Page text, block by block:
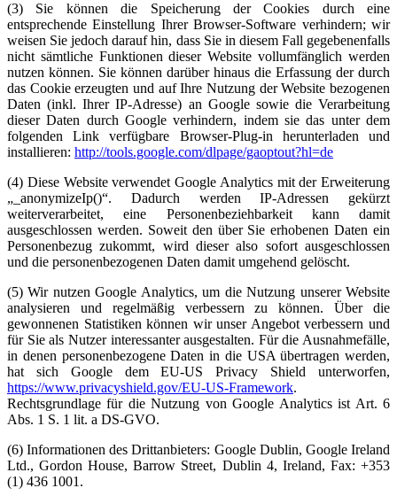
(3) Sie können die Speicherung der Cookies durch eine
entsprechende Einstellung Ihrer Browser-Software verhindern; wir
weisen Sie jedoch darauf hin, dass Sie in diesem Fall gegebenenfalls
nicht sämtliche Funktionen dieser Website vollumfänglich werden
nutzen können. Sie können darüber hinaus die Erfassung der durch
das Cookie erzeugten und auf Ihre Nutzung der Website bezogenen
Daten (inkl. Ihrer IP-Adresse) an Google sowie die Verarbeitung
dieser Daten durch Google verhindern, indem sie das unter dem
folgenden Link verfügbare Browser-Plug-in herunterladen und
installieren: http://tools.google.com/dlpage/gaoptout?hl=de
(4) Diese Website verwendet Google Analytics mit der Erweiterung
„_anonymizeIp()“. Dadurch werden IP-Adressen gekürzt
weiterverarbeitet, eine Personenbeziehbarkeit kann damit
ausgeschlossen werden. Soweit den über Sie erhobenen Daten ein
Personenbezug zukommt, wird dieser also sofort ausgeschlossen
und die personenbezogenen Daten damit umgehend gelöscht.
(5) Wir nutzen Google Analytics, um die Nutzung unserer Website
analysieren und regelmäßig verbessern zu können. Über die
gewonnenen Statistiken können wir unser Angebot verbessern und
für Sie als Nutzer interessanter ausgestalten. Für die Ausnahmefälle,
in denen personenbezogene Daten in die USA übertragen werden,
hat sich Google dem EU-US Privacy Shield unterworfen,
https://www.privacyshield.gov/EU-US-Framework.
Rechtsgrundlage für die Nutzung von Google Analytics ist Art. 6
Abs. 1 S. 1 lit. a DS-GVO.
(6) Informationen des Drittanbieters: Google Dublin, Google Ireland
Ltd., Gordon House, Barrow Street, Dublin 4, Ireland, Fax: +353
(1) 436 1001.